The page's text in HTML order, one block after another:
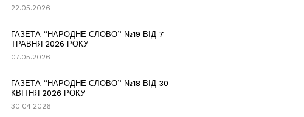
22.05.2026
ГАЗЕТА “НАРОДНЕ СЛОВО” №19 ВІД 7
ТРАВНЯ 2026 РОКУ
07.05.2026
ГАЗЕТА “НАРОДНЕ СЛОВО” №18 ВІД 30
КВІТНЯ 2026 РОКУ
30.04.2026